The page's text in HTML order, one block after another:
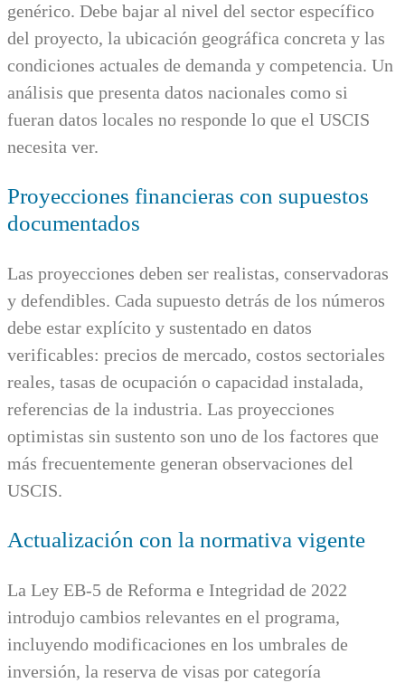
genérico. Debe bajar al nivel del sector específico
del proyecto, la ubicación geográfica concreta y las
condiciones actuales de demanda y competencia. Un
análisis que presenta datos nacionales como si
fueran datos locales no responde lo que el USCIS
necesita ver.
Proyecciones financieras con supuestos
documentados
Las proyecciones deben ser realistas, conservadoras
y defendibles. Cada supuesto detrás de los números
debe estar explícito y sustentado en datos
verificables: precios de mercado, costos sectoriales
reales, tasas de ocupación o capacidad instalada,
referencias de la industria. Las proyecciones
optimistas sin sustento son uno de los factores que
más frecuentemente generan observaciones del
USCIS.
Actualización con la normativa vigente
La Ley EB-5 de Reforma e Integridad de 2022
introdujo cambios relevantes en el programa,
incluyendo modificaciones en los umbrales de
inversión, la reserva de visas por categoría